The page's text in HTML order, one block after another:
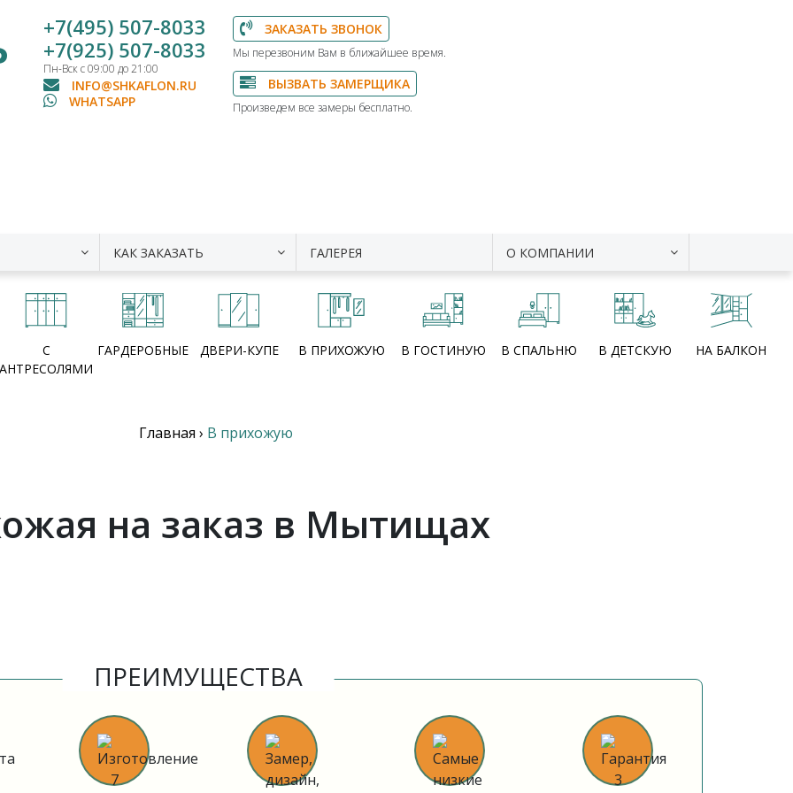
+7(495) 507-8033
+7(925) 507-8033
Пн-Вск с 09:00 до 21:00
INFO@SHKAFLON.RU
WHATSAPP
ЗАКАЗАТЬ ЗВОНОК
Мы перезвоним Вам в ближайшее время.
ВЫЗВАТЬ ЗАМЕРЩИКА
Произведем все замеры бесплатно.
КАК ЗАКАЗАТЬ ГАЛЕРЕЯ О КОМПАНИИ
С
АНТРЕСОЛЯМИ
ГАРДЕРОБНЫЕ ДВЕРИ-КУПЕ В ПРИХОЖУЮ В ГОСТИНУЮ В СПАЛЬНЮ В ДЕТСКУЮ НА БАЛКОН
Главная › В прихожую
на заказ в Мытищах
ПРЕИМУЩЕСТВА